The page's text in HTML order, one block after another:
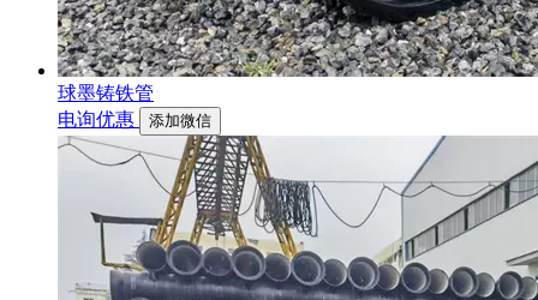
球墨铸铁管
电询优惠
添加微信